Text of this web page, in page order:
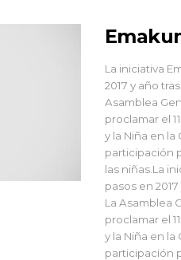
La iniciativa
2017 y año
Asamblea
proclamar el
y la Niña en la
participación
las niñas.La
pasos en
La Asamblea
proclamar el
y la Niña en la
participación